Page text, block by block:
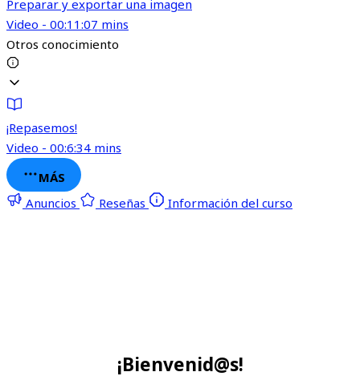
Preparar y exportar una imagen
Video - 00:11:07 mins
Otros conocimiento
¡Repasemos!
Video - 00:6:34 mins
MÁS
Anuncios
Reseñas Información del curso
¡Bienvenid@s!